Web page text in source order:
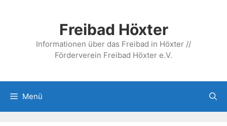
Freibad Höxter
Informationen über das Freibad in Höxter //
Förderverein Freibad Höxter e.V.
Menü